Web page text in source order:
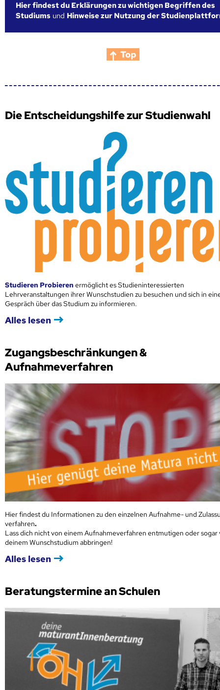
Hier findest du Erklärungen zu wichtigen Begriffen des
Studiums und Hinweise zur Nutzung der
Top
Die Entscheidungshilfe zur Studienwahl
Studieren Probieren ermöglicht es Studieninteressierten
Lehrveranstaltungen ihrer Wunschstudien zu besuchen und sich in
Gespräch über das Studium zu informieren.
Alles lesen
Zugangsbeschränkungen &
Aufnahmeverfahren
Hier findest du Informationen zu den einzelnen Aufnahme- und
verfahren.
Lass dich nicht von einem Aufnahmeverfahren entmutigen oder sogar
deinem Wunschstudium abbringen!
Alles lesen
Beratungstermine an Schulen